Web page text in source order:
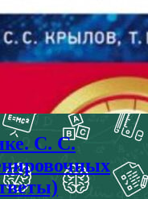
С. С.